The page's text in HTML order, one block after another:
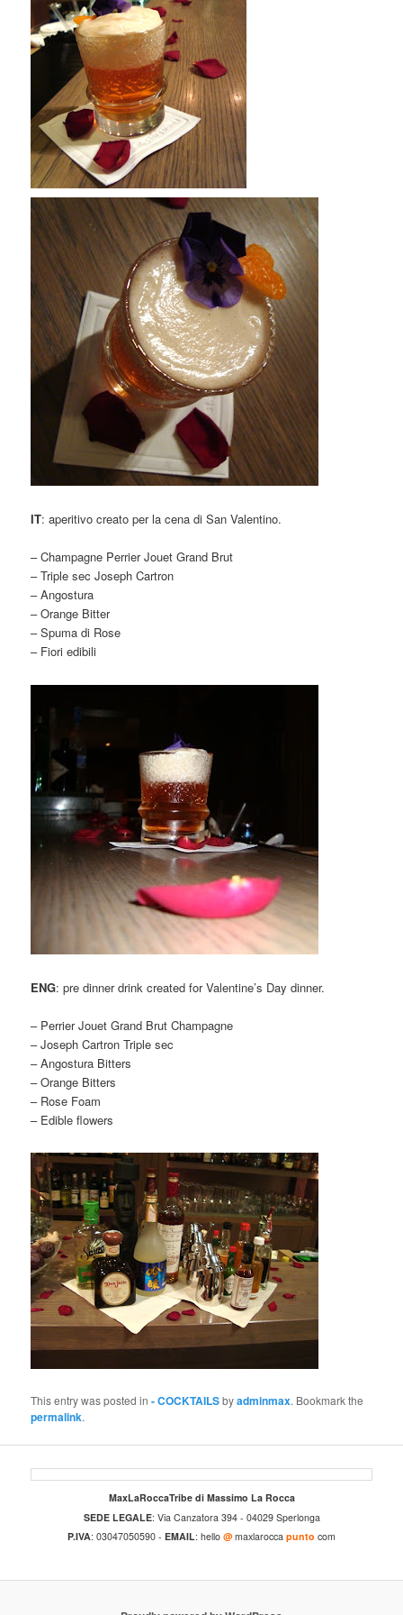
IT: aperitivo creato per la cena di San Valentino.
– Champagne Perrier Jouet Grand Brut
– Triple sec Joseph Cartron
– Angostura
– Orange Bitter
– Spuma di Rose
– Fiori edibili
ENG: pre dinner drink created for Valentine’s Day dinner.
– Perrier Jouet Grand Brut Champagne
– Joseph Cartron Triple sec
– Angostura Bitters
– Orange Bitters
– Rose Foam
– Edible flowers
This entry was posted in- COCKTAILSbyadminmax. Bookmark the
permalink.
MaxLaRoccaTribe di Massimo La Rocca
SEDE LEGALE: Via Canzatora 394 - 04029 Sperlonga
P.IVA: 03047050590 - EMAIL: hello @maxlarocca punto com